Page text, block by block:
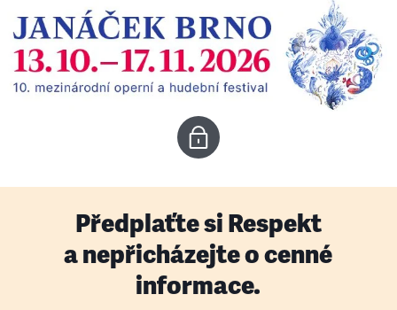
Předplaťte si Respekt
a nepřicházejte o cenné
informace.